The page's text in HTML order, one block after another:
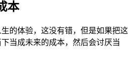
本
的体验，这没有错，但是如果把这
当成未来的成本，然后会讨厌当